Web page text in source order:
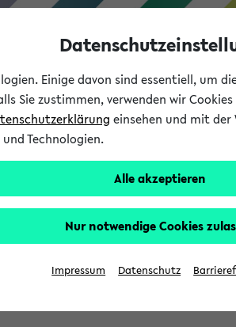
Semester im
Sie für Ihre Sitzung auswählen
Einige davon sind essentiell,
Sie zustimmen, verwenden wir
einsehen und mit
Technologien.
Alle akzeptieren
Nur notwendige Cookies
Impressum Datenschutz